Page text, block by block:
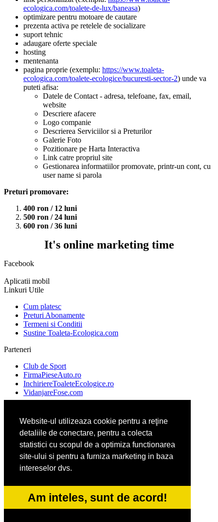
Website-ul utilizeaza cookie pentru a reţine
detaliile de conectare, pentru a colecta
statistici cu scopul de a optimiza functionarea
site-ului si pentru a furniza marketing in baza
intereselor dvs.
Am inteles, sunt de acord!
ecologica.com/toalete-de-lux/baneasa)
optimizare pentru motoare de cautare
prezenta activa pe retelele de socializare
suport tehnic
adaugare oferte speciale
hosting
mentenanta
pagina proprie (exemplu: https://www.toaleta-
ecologica.com/toalete-ecologice/bucuresti-sector-2) unde va
puteti afisa:
Datele de Contact - adresa, telefoane, fax, email,
website
Descriere afacere
Logo companie
Descrierea Serviciilor si a Preturilor
Galerie Foto
Pozitionare pe Harta Interactiva
Link catre propriul site
Gestionarea informatiilor promovate, printr-un cont, cu
user name si parola
Preturi promovare:
400 ron / 12 luni
500 ron / 24 luni
600 ron / 36 luni
It's online marketing time
Facebook
Aplicatii mobil
Linkuri Utile
Cum platesc
Preturi Abonamente
Termeni si Conditii
Sustine Toaleta-Ecologica.com
Parteneri
Club de Sport
FirmaPieseAuto.ro
InchiriereToaleteEcologice.ro
VidanjareFose.com
Ambalaje Romania
Apicultorul.com
Cabinet-Individual.ro
CentruInchirieri.ro
ConstructiiHaleMetalice.ro
FirmaDeratizare.ro
InstructorScoalaAuto.ro
SalonFrizerieCanina.com